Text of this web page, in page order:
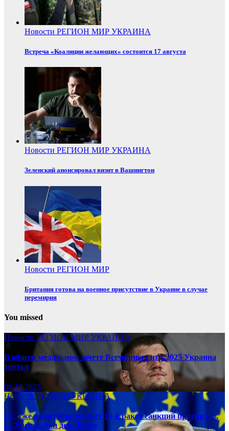
Новости РЕГИОН МИР УКРАИНА
Встреча «Коалиции желающих» состоится 17 августа
Новости РЕГИОН МИР УКРАИНА
Зеленский анонсировал визит в Вашингтон
Новости РЕГИОН МИР
Британия готова на военное присутствие в Украине в случае
перемирия
You missed
Новости РЕГИОНМИР УКРАИНА
В общем медальном зачете Всемирных игр-2025 Украина
третья
08.17.2025
НовостиРЕГИОНУКРАИНА
ЕС уже в сентябре примет 19-й ракет санкций против рф,
— Урсула фон дер Ляйен